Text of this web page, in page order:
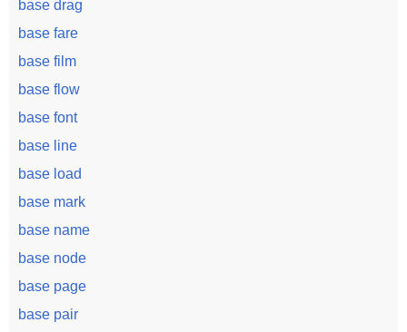
base drag
base fare
base film
base flow
base font
base line
base load
base mark
base name
base node
base page
base pair